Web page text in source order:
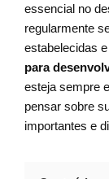
essencial no
regularmente
estabelecidas
para
esteja sempre
pensar sobre
importantes e